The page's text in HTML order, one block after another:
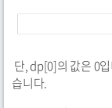
단, dp[0]의 값은 0
습니다.